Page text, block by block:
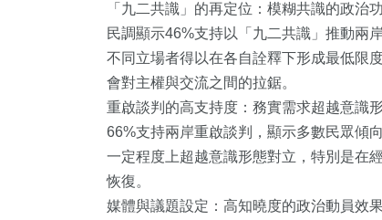
「九二共識」的再定位：模糊共識的政治
民調顯示46%支持以「九二共識」推動兩
不同立場者得以在各自詮釋下形成最低限
會對主權與交流之間的拉鋸。
重啟談判的高支持度：務實需求超越意識
66%支持兩岸重啟談判，顯示多數民眾傾
一定程度上超越意識形態對立，特別是在
恢復。
媒體與議題設定：高知曉度的政治動員效
頭條 專欄